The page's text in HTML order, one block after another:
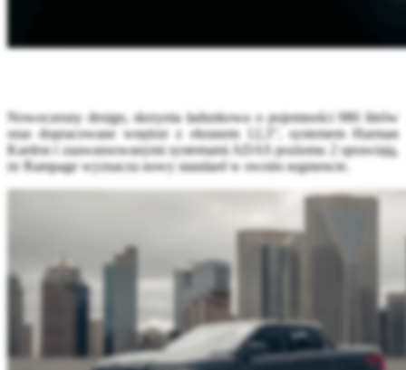
Nowoczesny design, skrzynia ładunkowa o pojemności 980 litrów
oraz dopracowane wnętrze z ekranem 12,3”, systemem Harman
Kardon i zaawansowanymi systemami ADAS poziomu 2 sprawiają,
że Rampage wyznacza nowy standard w swoim segmencie.